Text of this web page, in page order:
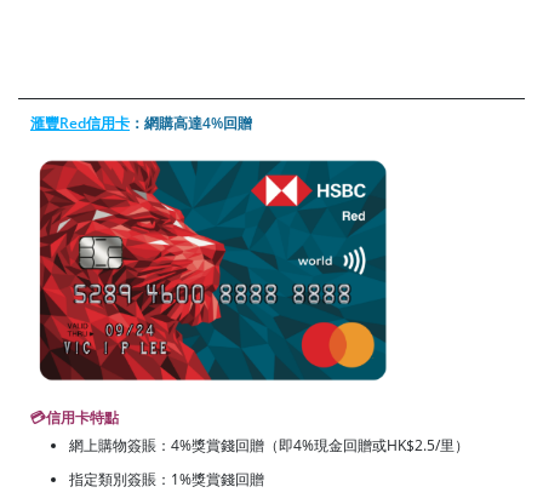
滙豐Red信用卡 ：網購高達4%回贈
💳信用卡特點
網上購物簽賬：4%獎賞錢回贈（即4%現金回贈或HK$2.5/里）
指定類別簽賬：1%獎賞錢回贈